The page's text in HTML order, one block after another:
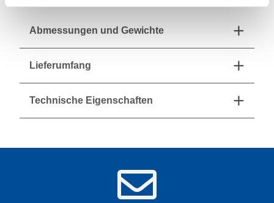
Abmessungen und Gewichte
Lieferumfang
Technische Eigenschaften